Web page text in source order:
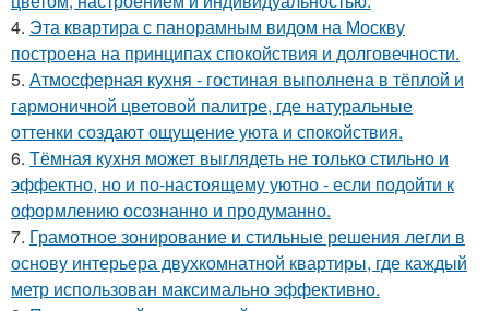
4. Эта квартира с панорамным видом на Москву
построена на принципах спокойствия и долговечности.
5. Атмосферная кухня - гостиная выполнена в тёплой и
гармоничной цветовой палитре, где натуральные
оттенки создают ощущение уюта и спокойствия.
6. Тёмная кухня может выглядеть не только стильно и
эффектно, но и по-настоящему уютно - если подойти к
оформлению осознанно и продуманно.
7. Грамотное зонирование и стильные решения легли в
основу интерьера двухкомнатной квартиры, где каждый
метр использован максимально эффективно.